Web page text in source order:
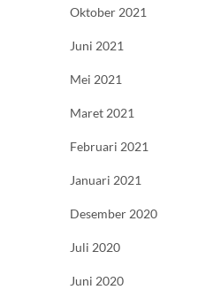
Oktober 2021
Juni 2021
Mei 2021
Maret 2021
Februari 2021
Januari 2021
Desember 2020
Juli 2020
Juni 2020